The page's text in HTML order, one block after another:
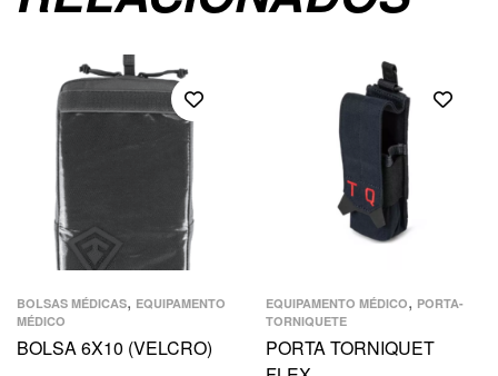
BOLSAS MÉDICAS, EQUIPAMENTO
MÉDICO
BOLSA 6X10 (VELCRO)
EQUIPAMENTO MÉDICO, PORTA-
TORNIQUETE
PORTA TORNIQUET